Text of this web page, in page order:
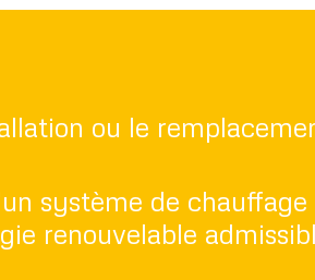
ou le
système de
renouvelable